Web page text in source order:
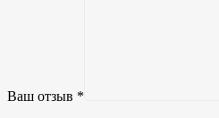
Ваш отзыв *